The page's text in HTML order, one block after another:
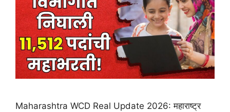
Maharashtra WCD Real Update 2026: महाराष्ट्र